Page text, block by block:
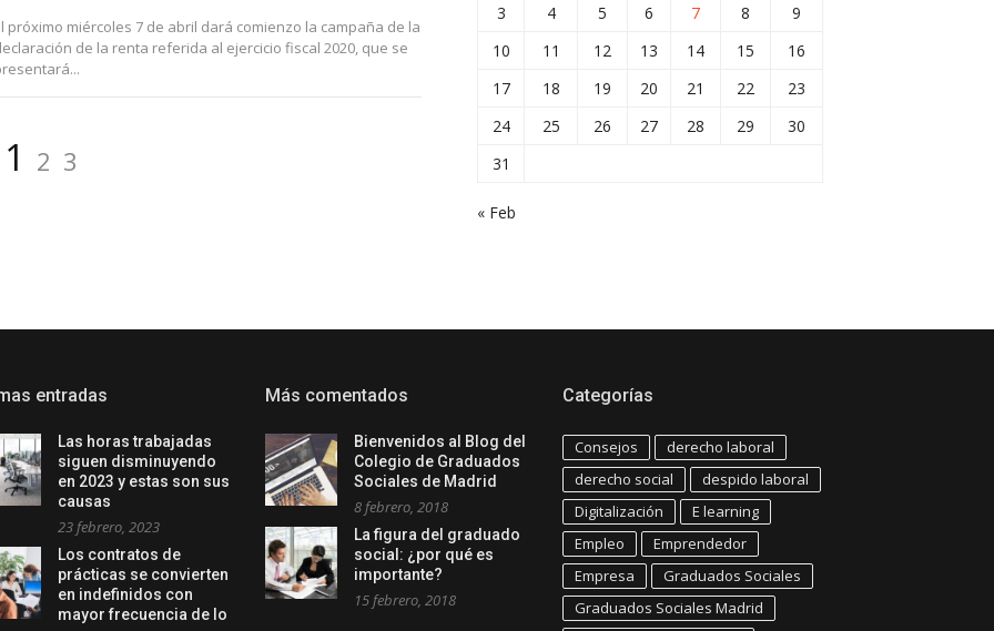
próximo miércoles 7 de abril dará comienzo la campaña de la
de la renta referida al ejercicio fiscal 2020, que se
Página
1 Página
2 Página
3
3
4 5 6 7 8
9
10
11 12 13 14 15
16
17
18 19 20 21 22
23
24
25 26 27 28 29
30
31
« Feb
entradas
Las horas trabajadas
siguen disminuyendo
en 2023 y estas son sus
causas
23 febrero, 2023
Los contratos de
prácticas se convierten
en indefinidos con
mayor frecuencia de lo
Más comentados
Bienvenidos al Blog del
Colegio de Graduados
Sociales de Madrid
8 febrero, 2018
La figura del graduado
social: ¿por qué es
importante?
15 febrero, 2018
Categorías
Consejos
derecho laboral
derecho social
despido laboral
Digitalización
E learning
Empleo
Emprendedor
Empresa
Graduados Sociales
Graduados Sociales Madrid